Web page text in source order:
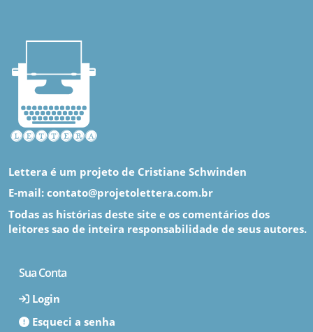
Lettera é um projeto de Cristiane Schwinden
E-mail: contato@projetolettera.com.br
Todas as histórias deste site e os comentários dos
leitores sao de inteira responsabilidade de seus autores.
Sua Conta
Login
Esqueci a senha